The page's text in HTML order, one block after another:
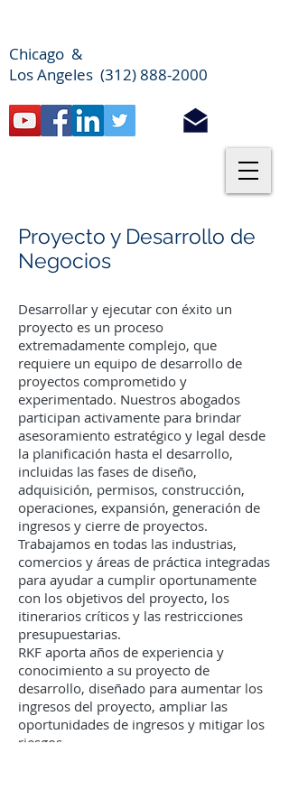
Chicago &
Los Angeles (312) 888-2000
Proyecto y Desarrollo de
Negocios
Desarrollar y ejecutar con éxito un
proyecto es un proceso
extremadamente complejo, que
requiere un equipo de desarrollo de
proyectos comprometido y
experimentado. Nuestros abogados
participan activamente para brindar
asesoramiento estratégico y legal desde
la planificación hasta el desarrollo,
incluidas las fases de diseño,
adquisición, permisos, construcción,
operaciones, expansión, generación de
ingresos y cierre de proyectos.
Trabajamos en todas las industrias,
comercios y áreas de práctica integradas
para ayudar a cumplir oportunamente
con los objetivos del proyecto, los
itinerarios críticos y las restricciones
presupuestarias.
RKF aporta años de experiencia y
conocimiento a su proyecto de
desarrollo, diseñado para aumentar los
ingresos del proyecto, ampliar las
oportunidades de ingresos y mitigar los
riesgos.